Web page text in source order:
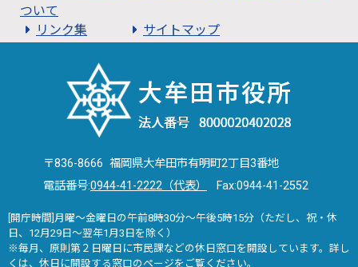
ついて
リンク集
サイトマップ
〒836-8666 福岡県大牟田市有明町2丁目3番地
電話番号:0944-41-2222（代表） Fax:0944-41-2552
[開庁時間]月曜～金曜日の午前8時30分～午後5時15分（ただし、祝・休
日、12月29日～翌年1月3日を除く）
※毎月、原則第２日曜日に市民課などの休日窓口を開設しています。詳し
くは、 休日に開設する窓口のページをご覧ください。